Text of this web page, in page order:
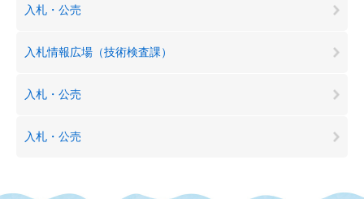
入札・公売
入札情報広場（技術検査課）
入札・公売
入札・公売